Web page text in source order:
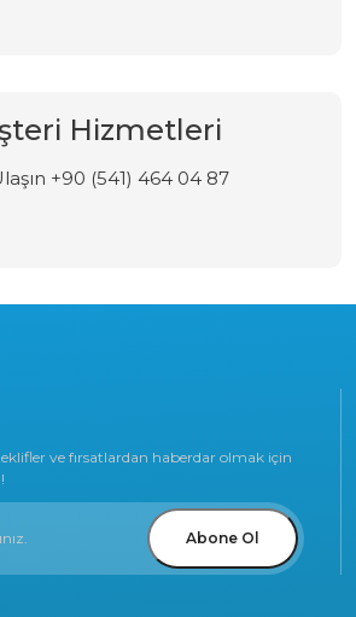
Hizmetleri
+90 (541) 464 04 87
ve fırsatlardan haberdar olmak için
Abone Ol